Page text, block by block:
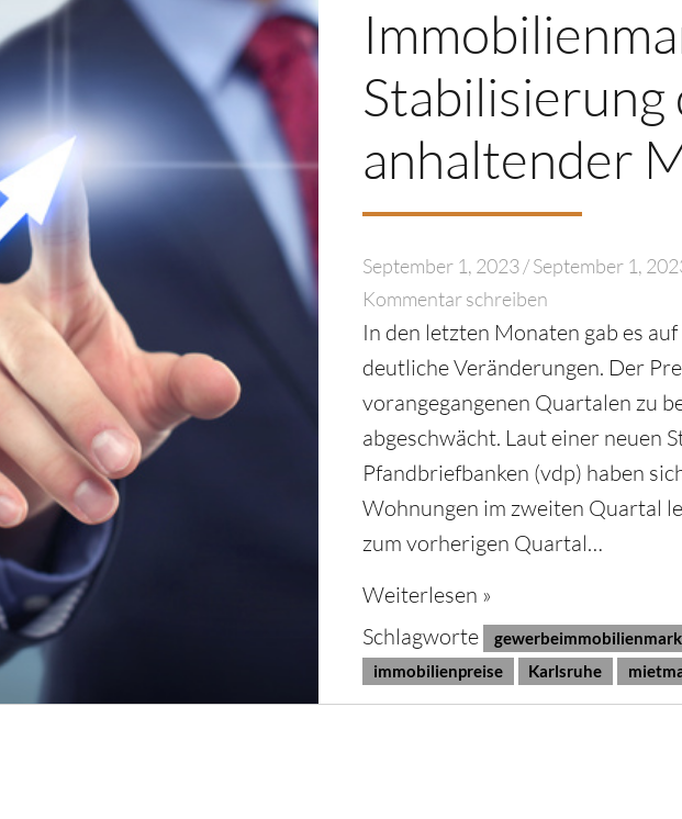
Stabilisierung
anhaltender
September 1, 2023/September 1,
Kommentar schreiben
In den letzten Monaten gab es
deutliche Veränderungen. Der
vorangegangenen Quartalen zu
abgeschwächt. Laut einer neuen
Pfandbriefbanken (vdp) haben
Wohnungen im zweiten Quartal
zum vorherigen Quartal…
Weiterlesen »
Schlagworte
immobilienpreise
Karlsruhe